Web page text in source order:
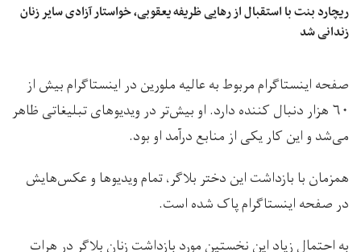
ریچارد بنت با استقبال از رهایی ظریفه یعقوبی، خواستار آزادی سایر زنان
زندانی شد
صفحه اینستاگرام مربوط به عالیه ملورین در اینستاگرام بیش از
۶۰ هزار دنبال کننده دارد. او بیش‌تر در ویدیوهای تبلیغاتی ظاهر
می‌شد و این کار یکی از منابع درآمد او بود.
همزمان با بازداشت این دختر بلاگر، تمام ویدیوها و عکس‌هایش
در صفحه اینستاگرام پاک شده است.
به احتمال زیاد این نخستین مورد بازداشت زنان بلاگر در هرات